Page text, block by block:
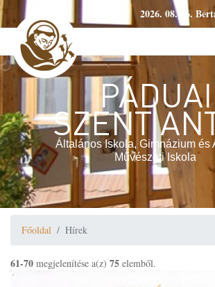
2026. 08. 06.
PÁDUAI
SZENT
Általános Iskola, Gimnázium és
Művészeti Iskola
Főoldal Hírek
61-70 megjelenítése a(z) 75 elemből.